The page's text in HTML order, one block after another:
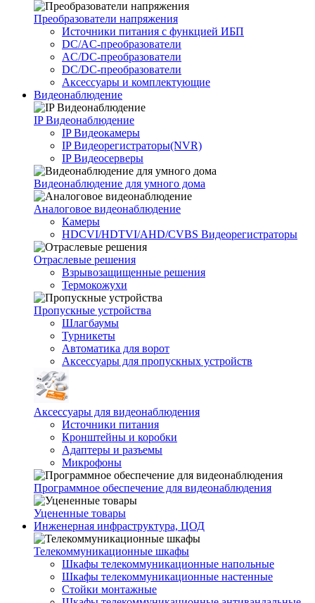
Преобразователи напряжения
Источники питания c функцией ИБП
DC/AC-преобразователи
AC/DC-преобразователи
DC/DC-преобразователи
Аксессуары и комплектующие
Видеонаблюдение
IP Видеонаблюдение
IP Видеокамеры
IP Видеорегистраторы(NVR)
IP Видеосерверы
Видеонаблюдение для умного дома
Аналоговое видеонаблюдение
Камеры
HDCVI/HDTVI/AHD/CVBS Видеорегистраторы
Отраслевые решения
Взрывозащищенные решения
Термокожухи
Пропускные устройства
Шлагбаумы
Турникеты
Автоматика для ворот
Аксессуары для пропускных устройств
Аксессуары для видеонаблюдения
Источники питания
Кронштейны и коробки
Адаптеры и разъемы
Микрофоны
Программное обеспечение для видеонаблюдения
Уцененные товары
Инженерная инфраструктура, ЦОД
Телекоммуникационные шкафы
Шкафы телекоммуникационные напольные
Шкафы телекоммуникационные настенные
Стойки монтажные